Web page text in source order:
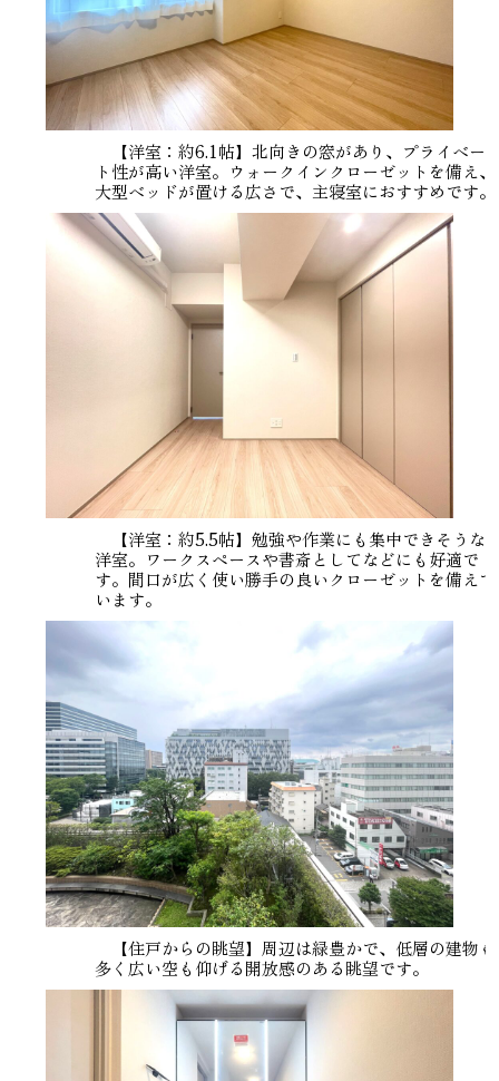
【洋室：約6.1帖】北向きの窓があり、プライベー
ト性が高い洋室。ウォークインクローゼットを備え、
大型ベッドが置ける広さで、主寝室におすすめです。
【洋室：約5.5帖】勉強や作業にも集中できそうな
洋室。ワークスペースや書斎としてなどにも好適で
す。間口が広く使い勝手の良いクローゼットを備えて
います。
【住戸からの眺望】周辺は緑豊かで、低層の建物も
多く広い空も仰げる開放感のある眺望です。